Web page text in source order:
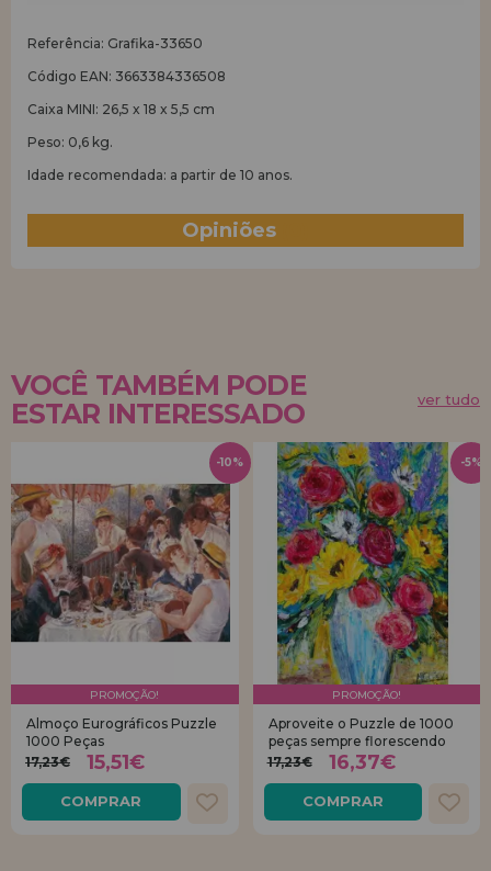
Referência: Grafika-33650
Código EAN: 3663384336508
Caixa MINI: 26,5 x 18 x 5,5 cm
Peso: 0,6 kg.
Idade recomendada: a partir de 10 anos.
Opiniões
VOCÊ TAMBÉM PODE
ESTAR INTERESSADO
ver tudo
PROMOÇÃO!
Almoço Eurográficos Puzzle
1000 Peças
17,23€
15,51€
COMPRAR
-10%
PROMOÇÃO!
Aproveite o Puzzle de 1000
peças sempre florescendo
17,23€
16,37€
COMPRAR
-5%